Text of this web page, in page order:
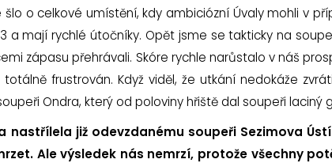
o celkové umístění, kdy ambiciózní Úvaly mohli v
a mají rychlé útočníky. Opět jsme se takticky na
zápasu přehrávali. Skóre rychle narůstalo v náš
totálně frustrován. Když viděl, že utkání nedokáže
Ondra, který od poloviny hřiště dal soupeři laciný
nastřílela již odevzdanému soupeři Sezimova
Ale výsledek nás nemrzí, protože všechny